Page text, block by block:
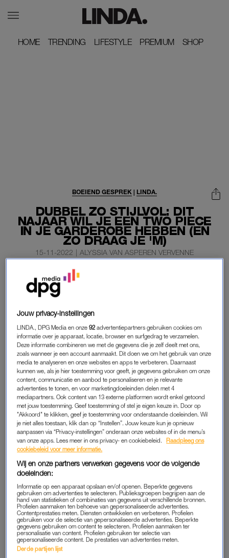
HOME
HOME TRENDING
TRENDING LIFESTYLE
LIFESTYLE PREMIUM
PREMIUM SHOP
SHOP
DUBBEL ZO STIJLVOL: DIT
NAJAAR WIL JE EEN TWO PIECE
IN JE GARDEROBE HEBBEN (EN
ZO DRAAG JE 'M)
BOEIEND GESPREK | LINDA.
15-11-2022 | ALYSSIA VAN ASPEREN VERVENNE
Het is zover: chef mode van bol.com Lonneke
Nooteboom geeft antwoord op al je modevragen in ‘Wat
najaarslooks, Lonneke vertelt hoe je ze stijlt.
Vandaag in de hoofdrol: de two piece.
MODESPREEKUUR
In een gloednieuw modespreekuur beantwoordt Lonneke
Nooteboom (Chef mode bij bol.com) de modevraag van
Femke. Namelijk: ‘Wat wordt er nou écht hot deze winter?’.
Daar hoeft Lonneke niet lang over na te denken. “Dit seizoen
mag eentwo pieceniet ontbreken in jouw kast. Denk aan een
broekpak, mantelpak oftwinset,” legt ze uit.
JIJ HEBT DE BROEK AAN
Mocht dat je nog niet zoveel zeggen, dan is dat natuurlijk
helemaal niet erg. Lonneke geeft je namelijk genoeg
voorbeelden en stylingtips om zelf aan de slag te gaan. “Ik ben
persoonlijk fan van een broekpak. Dat kun je namelijk heel
stoer dragen, maar ook heel chic,” vertelt ze verder. Het is
maar nét waar jij je het lekkerste in voelt.
Jouw privacy-instellingen
LINDA., DPG Media en onze92 advertentiepartners gebruiken cookies om
informatie over je apparaat, locatie, browser en surfgedrag te verzamelen.
Deze informatie combineren we met de gegevens die je zelf deelt met ons,
zoals wanneer je een account aanmaakt. Dit doen we om het gebruik van onze
media te analyseren en onze websites en apps te verbeteren. Daarnaast
kunnen we, als je hier toestemming voor geeft, je gegevens gebruiken om onze
content, communicatie en aanbod te personaliseren en je relevante
advertenties te tonen, en voor marketingdoeleinden delen met 4
mediapartners. Ook content van 13 externe platformen wordt enkel getoond
met jouw toestemming. Geef toestemming of stel je eigen keuze in. Door op
"Akkoord" te klikken, geef je toestemming voor onderstaande doeleinden. Wil
je niet alles toestaan, klik dan op “Instellen”. Jouw keuze kun je opnieuw
aanpassen via “Privacy-instellingen” onderaan onze websites of in de menu’s
van onze apps. Lees meer in ons privacy- en cookiebeleid.
Raadpleeg ons
cookiebeleid voor meer informatie.
Wij en onze partners verwerken gegevens voor de volgende
doeleinden:
Informatie op een apparaat opslaan en/of openen. Beperkte gegevens
gebruiken om advertenties te selecteren. Publieksgroepen begrijpen aan de
hand van statistieken of combinaties van gegevens uit verschillende bronnen.
Profielen aanmaken ten behoeve van gepersonaliseerde advertenties.
Contentprestaties meten. Diensten ontwikkelen en verbeteren. Profielen
gebruiken voor de selectie van gepersonaliseerde advertenties. Beperkte
gegevens gebruiken om content te selecteren. Profielen aanmaken ter
personalisatie van content. Profielen gebruiken ter selectie van
gepersonaliseerde content. De prestaties van advertenties meten.
Derde partijen lijst